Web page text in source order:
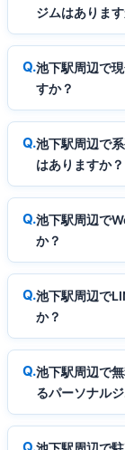
ジムはあります
池下駅周辺で
すか？
池下駅周辺で
はありますか？
池下駅周辺で
か？
池下駅周辺で
か？
池下駅周辺で
るパーソナル